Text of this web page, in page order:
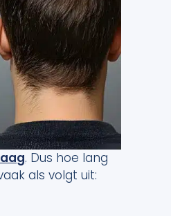
. Dus hoe lang
als volgt uit: